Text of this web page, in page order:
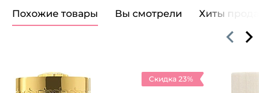
Похожие товары Вы смотрели Хиты продаж
Скидка 23%